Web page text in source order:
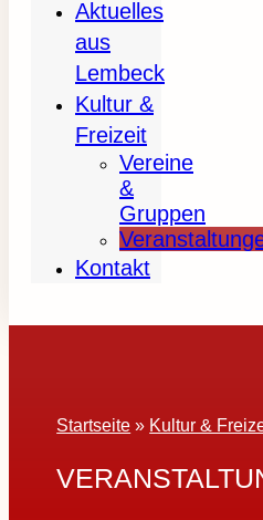
Aktuelles
aus
Lembeck
Kultur &
Freizeit
Vereine
&
Gruppen
Kontakt
Startseite » Kultur &